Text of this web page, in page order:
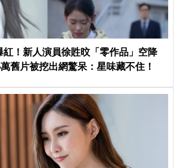
紅！新人演員徐貹旼「零作品」空降
舊片被挖出網驚呆：星味藏不住！